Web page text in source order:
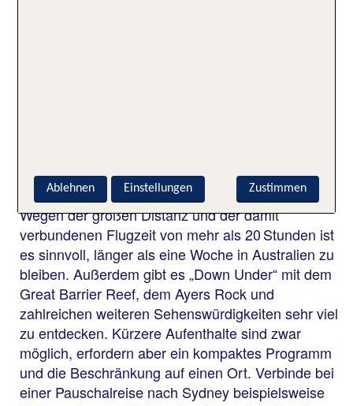
Zeitverschiebung entspannt überwindest.
Wegen der großen Distanz und der damit
verbundenen Flugzeit von mehr als 20 Stunden ist
es sinnvoll, länger als eine Woche in Australien zu
bleiben. Außerdem gibt es „Down Under“ mit dem
Great Barrier Reef, dem Ayers Rock und
zahlreichen weiteren Sehenswürdigkeiten sehr viel
zu entdecken. Kürzere Aufenthalte sind zwar
möglich, erfordern aber ein kompaktes Programm
und die Beschränkung auf einen Ort. Verbinde bei
einer Pauschalreise nach Sydney beispielsweise
Zustimmen
Ablehnen Einstellungen